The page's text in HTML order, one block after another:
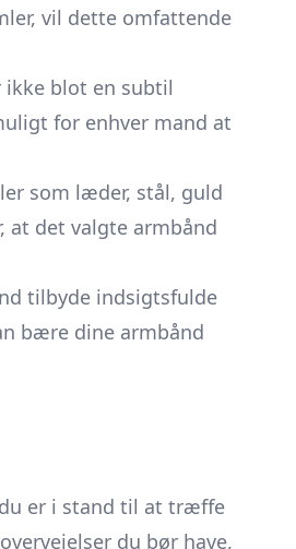
vil dette omfattende
blot en subtil
for enhver mand at
som læder, stål, guld
at det valgte armbånd
tilbyde indsigtsfulde
bære dine armbånd
er i stand til at træffe
du bør have,